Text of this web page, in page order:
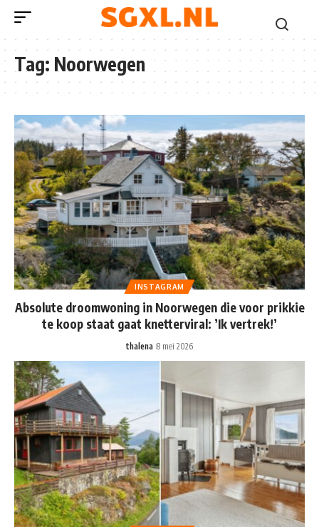
Tag: Noorwegen
INSTAGRAM
Absolute droomwoning in Noorwegen die voor prikkie
te koop staat gaat knetterviral: ’Ik vertrek!’
thalena 8 mei 2026